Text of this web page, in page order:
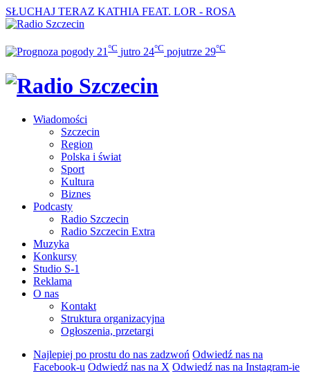
SŁUCHAJ TERAZ KATHIA FEAT. LOR - ROSA
21 °C jutro 24°C pojutrze 29°C
Wiadomości
Szczecin
Region
Polska i świat
Sport
Kultura
Biznes
Podcasty
Radio Szczecin
Radio Szczecin Extra
Muzyka
Konkursy
Studio S-1
Reklama
O nas
Kontakt
Struktura organizacyjna
Ogłoszenia, przetargi
Najlepiej po prostu do nas zadzwoń Odwiedź nas na
Facebook-u Odwiedź nas na X Odwiedź nas na Instagram-ie